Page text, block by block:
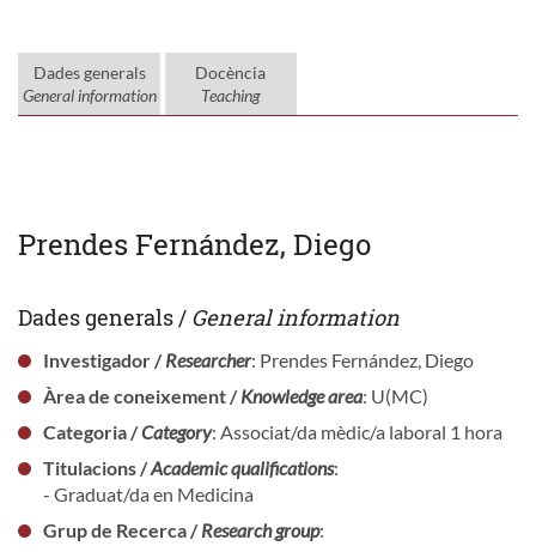
Dades generals
General information
Docència
Teaching
Prendes Fernández, Diego
Dades generals / General information
Investigador /Researcher: Prendes Fernández, Diego
Àrea de coneixement /Knowledge area: U(MC)
Categoria /Category: Associat/da mèdic/a laboral 1 hora
Titulacions /Academic qualifications:
- Graduat/da en Medicina
Grup de Recerca /Research group: